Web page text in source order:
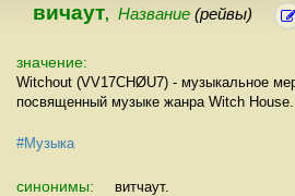
вичаут, Название (рейвы)
значение:
Witchout (VV17CHØU7) - музыкальное
посвященный музыке жанра Witch House.
#Музыка
синонимы: витчаут.